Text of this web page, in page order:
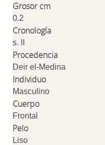
Grosor cm
0.2
Cronología
s. II
Procedencia
Deir el-Medina
Individuo
Masculino
Cuerpo
Frontal
Pelo
Liso